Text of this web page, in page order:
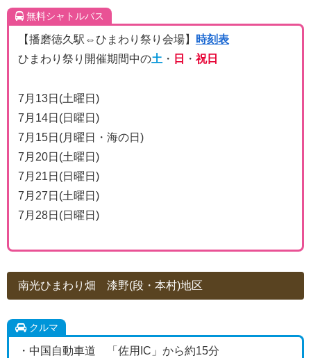
無料シャトルバス
【播磨徳久駅⇔ひまわり祭り会場】
時刻表
ひまわり祭り開催期間中の土 ・ 日 ・祝日
7月13日(土曜日)
7月14日(日曜日)
7月15日(月曜日・海の日)
7月20日(土曜日)
7月21日(日曜日)
7月27日(土曜日)
7月28日(日曜日)
南光ひまわり畑 漆野(段・本村)地区
クルマ
・中国自動車道 「佐用IC」から約15分